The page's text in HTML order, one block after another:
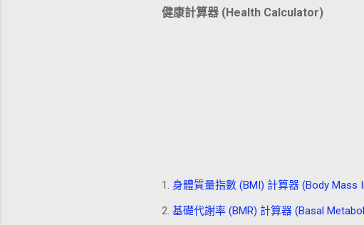
健康計算器 (Health Calculator)
1. 身體質量指數 (BMI) 計算器 (Body Mass
2. 基礎代謝率 (BMR) 計算器 (Basal